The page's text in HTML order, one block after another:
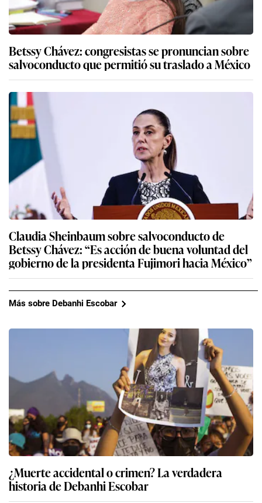
Betssy Chávez: congresistas se pronuncian sobre
salvoconducto que permitió su traslado a México
Claudia Sheinbaum sobre salvoconducto de
Betssy Chávez: “Es acción de buena voluntad del
gobierno de la presidenta Fujimori hacia México”
Más sobre Debanhi Escobar
¿Muerte accidental o crimen? La verdadera
historia de Debanhi Escobar